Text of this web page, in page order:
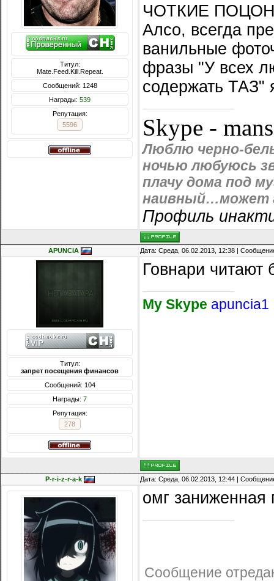
Титул:
Mate.Feed.Kill.Repeat.
Сообщений: 1248
Награды: 539
Репутация:
5596
ЧОТКИЕ
Алсо, всегда
ванильные
фразы "У всех
содержать ТАЗ"
Skype -
Люблю черно-
ночью любуюсь
плачу дома под
наивный…может
Профиль
APUNCIA Дата: Среда, 06.02.2013, 12:38 |
Титул:
запрет посещения финансов
Сообщений: 104
Награды: 7
Репутация:
278
Говнари читают
My Skype apuncia1
P-r-i-z-r-a-k Дата: Среда, 06.02.2013, 12:44 |
омг заниженная
Сообщение